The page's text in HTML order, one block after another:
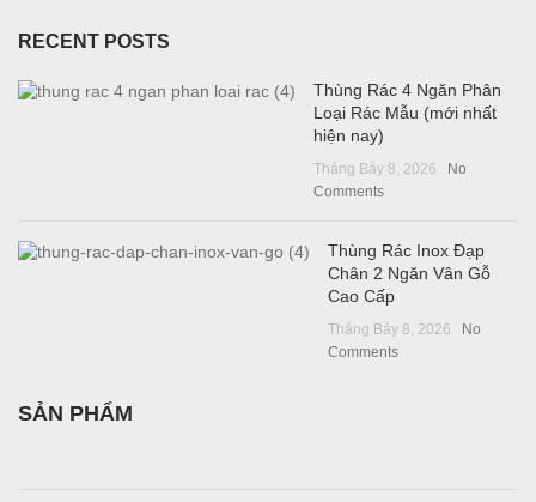
RECENT POSTS
Thùng Rác 4 Ngăn Phân
Loại Rác Mẫu (mới nhất
hiện nay)
Tháng Bảy 8, 2026
No
Comments
Thùng Rác Inox Đạp
Chân 2 Ngăn Vân Gỗ
Cao Cấp
Tháng Bảy 8, 2026
No
Comments
SẢN PHẨM